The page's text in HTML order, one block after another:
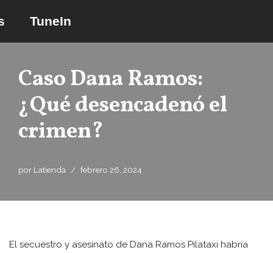
TuneIn
Caso Dana Ramos:
¿Qué desencadenó el
crimen?
por Latienda febrero 26, 2024
El secuestro y asesinato de Dana Ramos Pilataxi habría